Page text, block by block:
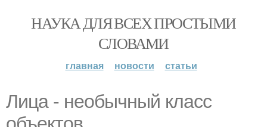
НАУКА ДЛЯ ВСЕХ ПРОСТЫМИ
СЛОВАМИ
главная новости статьи
Лицa - необычный класс